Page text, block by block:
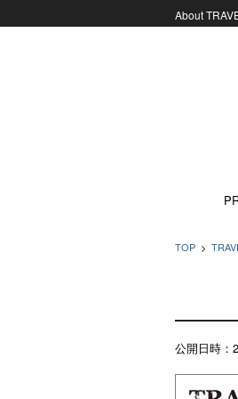
About
TOP >
公開日時：